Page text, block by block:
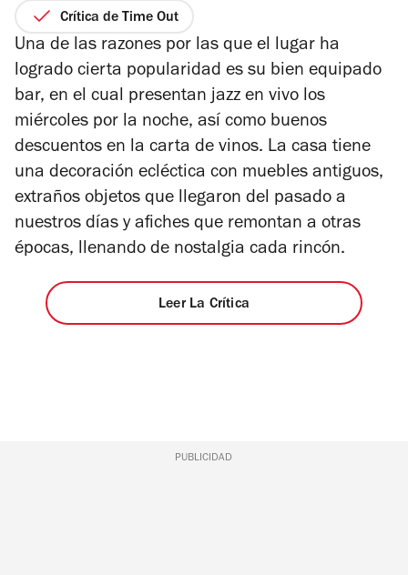
2
estrellas
Crítica de Time Out
Una de las razones por las que el lugar ha
logrado cierta popularidad es su bien equipado
bar, en el cual presentan jazz en vivo los
miércoles por la noche, así como buenos
descuentos en la carta de vinos. La casa tiene
una decoración ecléctica con muebles antiguos,
extraños objetos que llegaron del pasado a
nuestros días y afiches que remontan a otras
épocas, llenando de nostalgia cada rincón.
Leer La Crítica
PUBLICIDAD